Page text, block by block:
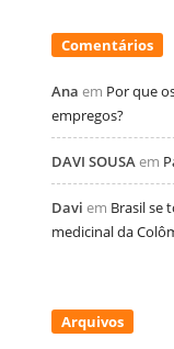
Comentários
Ana em Por que
empregos?
DAVI SOUSAem
Davi em Brasil se
medicinal da
Arquivos